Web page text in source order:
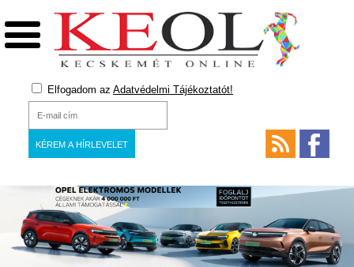
Elfogadom az Adatvédelmi Tájékoztatót!